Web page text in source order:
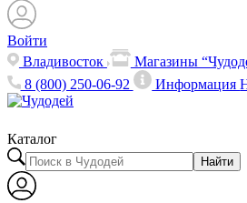
Войти
Владивосток
Магазины
8 (800) 250-06-92
Информация
Каталог
Найти